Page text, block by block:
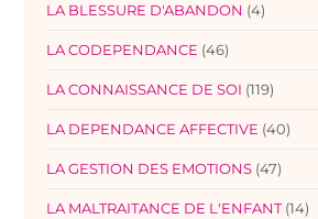
LA BLESSURE D'ABANDON (4)
LA CODEPENDANCE (46)
LA CONNAISSANCE DE SOI (119)
LA DEPENDANCE AFFECTIVE (40)
LA GESTION DES EMOTIONS (47)
LA MALTRAITANCE DE L'ENFANT (14)